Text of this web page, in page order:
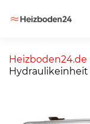
content
Heizboden24.de
Hydraulikeinheit